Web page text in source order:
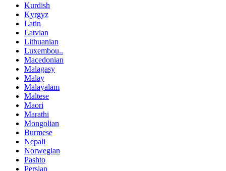
Kurdish
Kyrgyz
Latin
Latvian
Lithuanian
Luxembou..
Macedonian
Malagasy
Malay
Malayalam
Maltese
Maori
Marathi
Mongolian
Burmese
Nepali
Norwegian
Pashto
Persian